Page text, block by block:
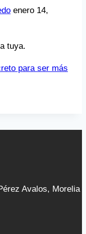
enero 14,
tuya.
para ser más
Avalos, Morelia